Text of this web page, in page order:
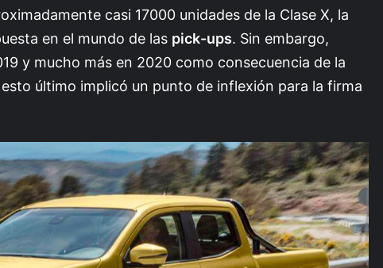
casi 17000 unidades de la Clase X, la
en el mundo de las pick-ups. Sin embargo,
y mucho más en 2020 como consecuencia de la
último implicó un punto de inflexión para la firma